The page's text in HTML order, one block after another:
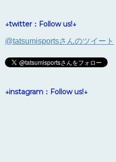
↓twitter：Follow us!↓
@tatsumisportsさんのツイート
↓instagram：Follow us!↓